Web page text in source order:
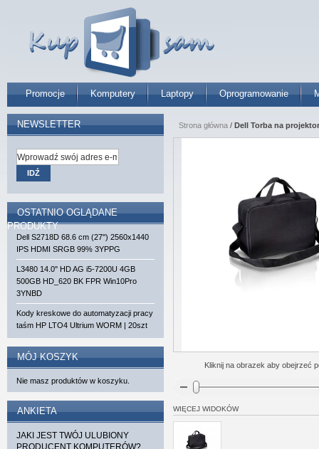
Promocje Komputery Laptopy Oprogramowanie
Strona główna / Dell Torba na
Kliknij na obrazek aby obejrzeć
WIĘCEJ WIDOKÓW
NEWSLETTER
IDŹ
OSTATNIO OGLĄDANE
PRODUKTY
Dell S2718D 68.6 cm (27'') 2560x1440
IPS HDMI SRGB 99% 3YPPG
L3480 14.0'' HD AG i5-7200U 4GB
500GB HD_620 BK FPR Win10Pro
3YNBD
Kody kreskowe do automatyzacji pracy
taśm HP LTO4 Ultrium WORM | 20szt
MÓJ KOSZYK
Nie masz produktów w koszyku.
ANKIETA
JAKI JEST TWÓJ ULUBIONY
PRODUCENT KOMPUTERÓW?